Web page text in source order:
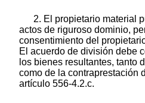
2. El propietario material
actos de riguroso dominio,
consentimiento del
El acuerdo de división debe
los bienes resultantes, tanto
como de la contraprestación
artículo 556-4.2.c.